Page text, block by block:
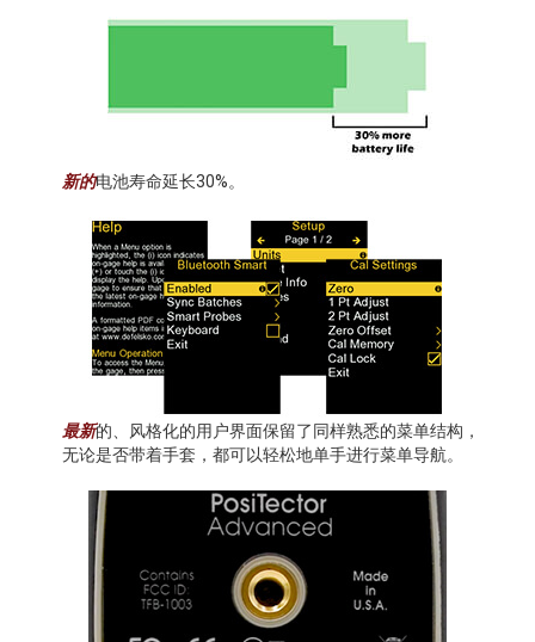
新的电池寿命延长30%。
最新的、风格化的用户界面保留了同样熟悉的菜单结构，
无论是否带着手套，都可以轻松地单手进行菜单导航。